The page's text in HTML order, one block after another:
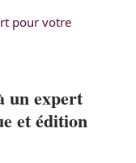
pour votre
un expert
et édition